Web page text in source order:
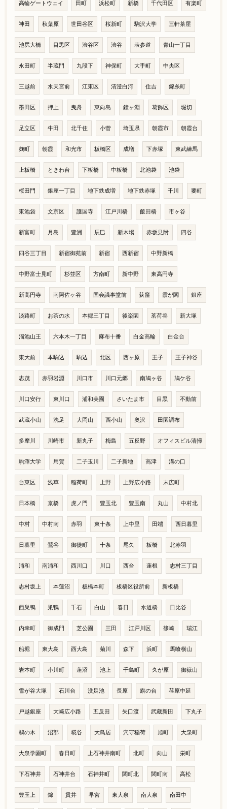
高輪ゲートウェイ 田町 浜松町 新橋 千代田区 有楽町
神田 秋葉原 世田谷区 桜新町 駒沢大学 三軒茶屋
池尻大橋 目黒区 渋谷区 渋谷 表参道 青山一丁目
永田町 半蔵門 九段下 神保町 大手町 中央区
三越前 水天宮前 江東区 清澄白河 住吉 錦糸町
墨田区 押上 曳舟 東向島 鐘ヶ淵 葛飾区 堀切
足立区 牛田 北千住 小菅 埼玉県 朝霞市 朝霞台
麹町 朝霞 和光市 板橋区 成増 下赤塚 東武練馬
上板橋 ときわ台 下板橋 中板橋 北池袋 池袋
桜田門 銀座一丁目 地下鉄成増 地下鉄赤塚 千川 要町
東池袋 文京区 護国寺 江戸川橋 飯田橋 市ヶ谷
新富町 月島 豊洲 辰巳 新木場 赤坂見附 四谷
四谷三丁目 新宿御苑前 新宿 西新宿 中野新橋
中野富士見町 杉並区 方南町 新中野 東高円寺
新高円寺 南阿佐ヶ谷 国会議事堂前 荻窪 霞が関 銀座
淡路町 お茶の水 本郷三丁目 後楽園 茗荷谷 新大塚
溜池山王 六本木一丁目 麻布十番 白金高輪 白金台
東大前 本駒込 駒込 北区 西ヶ原 王子 王子神谷
志茂 赤羽岩淵 川口市 川口元郷 南鳩ヶ谷 鳩ケ谷
川口安行 東川口 浦和美園 さいたま市 目黒 不動前
武蔵小山 洗足 大岡山 西小山 奥沢 田園調布
多摩川 川崎市 新丸子 梅島 五反野 オフィスビル清掃
駒澤大学 用賀 二子玉川 二子新地 高津 溝の口
台東区 浅草 稲荷町 上野 上野広小路 末広町
日本橋 京橋 虎ノ門 豊玉北 豊玉南 丸山 中村北
中村 中村南 赤羽 東十条 上中里 田端 西日暮里
日暮里 鶯谷 御徒町 十条 尾久 板橋 北赤羽
浦和 南浦和 西川口 川口 西台 蓮根 志村三丁目
志村坂上 本蓮沼 板橋本町 板橋区役所前 新板橋
西巣鴨 巣鴨 千石 白山 春日 水道橋 日比谷
内幸町 御成門 芝公園 三田 江戸川区 篠崎 瑞江
船堀 東大島 西大島 菊川 森下 浜町 馬喰横山
岩本町 小川町 蓮沼 池上 千鳥町 久が原 御嶽山
雪が谷大塚 石川台 洗足池 長原 旗の台 荏原中延
戸越銀座 大崎広小路 五反田 矢口渡 武蔵新田 下丸子
鵜の木 沼部 糀谷 大鳥居 穴守稲荷 旭町 大泉町
大泉学園町 春日町 上石神井南町 北町 向山 栄町
下石神井 石神井台 石神井町 関町北 関町南 高松
豊玉上 錦 貫井 早宮 東大泉 南大泉 南田中